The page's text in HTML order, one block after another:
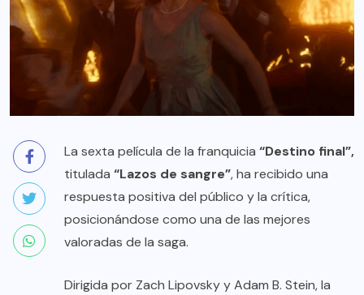
La sexta película de la franquicia “Destino final”,
titulada “Lazos de sangre”, ha recibido una
respuesta positiva del público y la crítica,
posicionándose como una de las mejores
valoradas de la saga.
Dirigida por Zach Lipovsky y Adam B. Stein, la